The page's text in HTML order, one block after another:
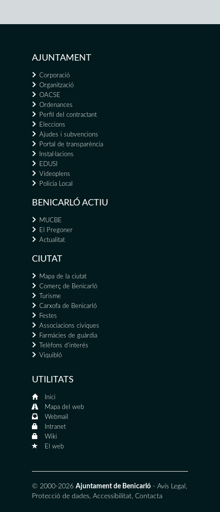
AJUNTAMENT
Corporació
Organització
OACSE
Ordenances
Perfil del contractant
Eleccions
Ajudes i subvencions
Portal de transparència
Instal·lacions
EDUSI
Videoplens
Policia Local
BENICARLÓ ACTIU
MUCBE
El Pregoner
Actualitat
CIUTAT
Mapa de la ciutat
Comerç de Benicarló
Turisme
Carxofa de Benicarló
Festes
Associacions cíviques
Farmàcies de guàrdia
Telèfons d'interés
Viquibló
UTILITATS
Inici
Mapa del web
Webmail
Intranet
Wiki
El web
© 2000-2026 Ajuntament de Benicarló - Avís Legal ,
Protecció de dades, Accessibilitat, Contacta